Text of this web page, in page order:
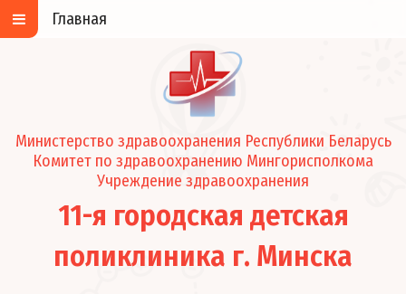
Министерство здравоохранения Республики Беларусь
Комитет по здравоохранению Мингорисполкома
Учреждение здравоохранения
11-я городская детская
поликлиника г. Минска
Главная